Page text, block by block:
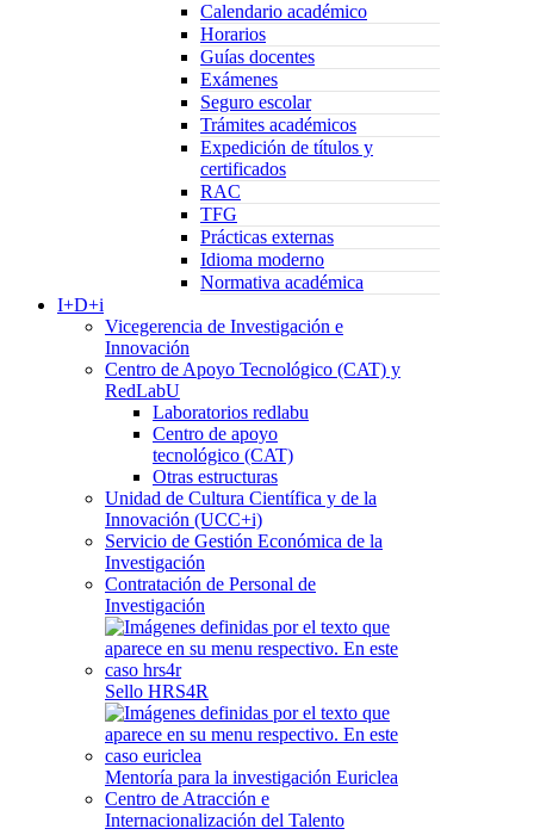
Calendario académico
Horarios
Guías docentes
Exámenes
Seguro escolar
Trámites académicos
Expedición de títulos y
certificados
RAC
TFG
Prácticas externas
Idioma moderno
Normativa académica
I+D+i
Vicegerencia de Investigación e
Innovación
Centro de Apoyo Tecnológico (CAT) y
RedLabU
Laboratorios redlabu
Centro de apoyo
tecnológico (CAT)
Otras estructuras
Unidad de Cultura Científica y de la
Innovación (UCC+i)
Servicio de Gestión Económica de la
Investigación
Contratación de Personal de
Investigación
Sello HRS4R
Mentoría para la investigación Euriclea
Centro de Atracción e
Internacionalización del Talento